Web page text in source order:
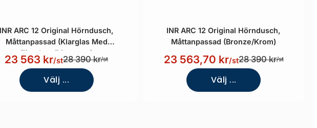
INR ARC 12 Original Hörndusch,
Måttanpassad (Klarglas Med
Timeless/Mattsvart)
23 563 kr/st28 390 kr/st
Välj ...
INR ARC 12 Original Hörndusch,
Måttanpassad (Bronze/Krom)
23 563,70 kr/st28 390 kr/st
Välj ...